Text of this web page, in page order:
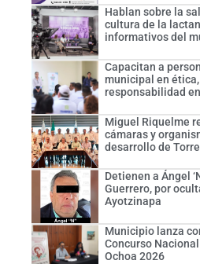
Hablan sobre la
cultura de la
informativos del
Capacitan a
municipal en
responsabilidad
Miguel Riquelme
cámaras y
desarrollo de
Detienen a Ángel
Guerrero, por
Ayotzinapa
Municipio lanza
Concurso
Ochoa 2026